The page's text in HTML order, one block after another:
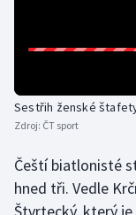
Sestřih ženské
Zdroj: ČT sport
Čeští biatlonisté
hned tři. Vedle